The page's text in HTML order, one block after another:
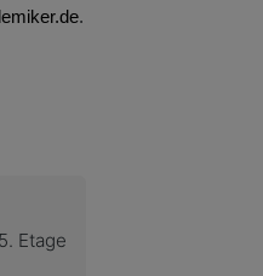
.
Etage